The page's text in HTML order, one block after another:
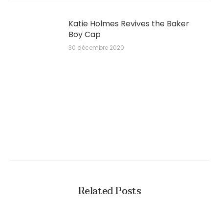
Katie Holmes Revives the Baker
Boy Cap
30 décembre 2020
Related Posts